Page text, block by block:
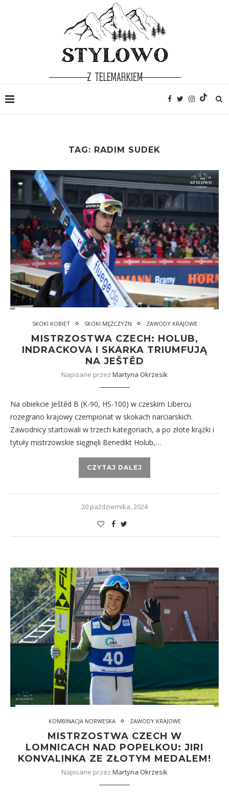
TAG: RADIM SUDEK
SKOKI KOBIET SKOKI MĘŻCZYZN ZAWODY KRAJOWE
MISTRZOSTWA CZECH: HOLUB,
INDRACKOVA I SKARKA TRIUMFUJĄ
NA JEŠTĚD
Napisane przez Martyna Okrzesik
Na obiekcie Ještěd B (K-90, HS-100) w czeskim Libercu
rozegrano krajowy czempionat w skokach narciarskich.
Zawodnicy startowali w trzech kategoriach, a po złote krążki i
tytuły mistrzowskie sięgnęli Benedikt Holub,…
CZYTAJ DALEJ
20 października, 2024
KOMBINACJA NORWESKA ZAWODY KRAJOWE
MISTRZOSTWA CZECH W
LOMNICACH NAD POPELKOU: JIRI
KONVALINKA ZE ZŁOTYM MEDALEM!
Napisane przez Martyna Okrzesik